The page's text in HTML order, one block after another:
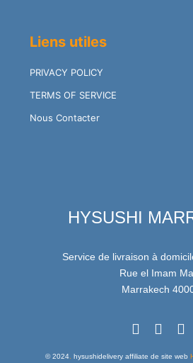
Liens utiles
PRIVACY POLICY
TERMS OF SERVICE
Nous Contacter
HYSUSHI
Service de livraison à
Rue el Imam
Marrakech
© 2024 hysushidelivery affiliate de site web